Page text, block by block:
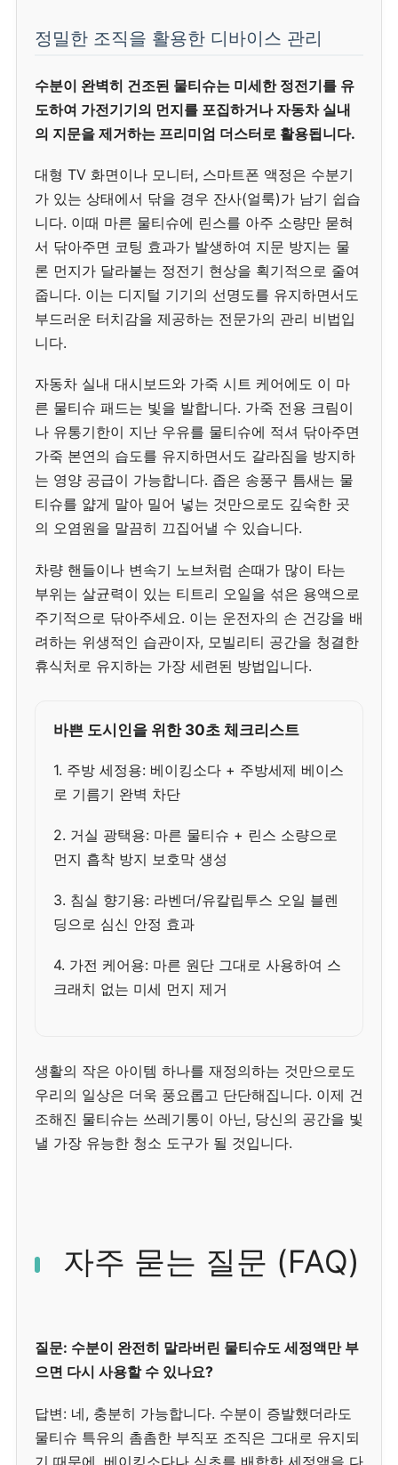
정밀한 조직을 활용한 디바이스 관리
수분이 완벽히 건조된 물티슈는 미세한 정전기를 유
도하여 가전기기의 먼지를 포집하거나 자동차 실내
의 지문을 제거하는 프리미엄 더스터로 활용됩니다.
대형 TV 화면이나 모니터, 스마트폰 액정은 수분기
가 있는 상태에서 닦을 경우 잔사(얼룩)가 남기 쉽습
니다. 이때 마른 물티슈에 린스를 아주 소량만 묻혀
서 닦아주면 코팅 효과가 발생하여 지문 방지는 물
론 먼지가 달라붙는 정전기 현상을 획기적으로 줄여
줍니다. 이는 디지털 기기의 선명도를 유지하면서도
부드러운 터치감을 제공하는 전문가의 관리 비법입
니다.
자동차 실내 대시보드와 가죽 시트 케어에도 이 마
른 물티슈 패드는 빛을 발합니다. 가죽 전용 크림이
나 유통기한이 지난 우유를 물티슈에 적셔 닦아주면
가죽 본연의 습도를 유지하면서도 갈라짐을 방지하
는 영양 공급이 가능합니다. 좁은 송풍구 틈새는 물
티슈를 얇게 말아 밀어 넣는 것만으로도 깊숙한 곳
의 오염원을 말끔히 끄집어낼 수 있습니다.
차량 핸들이나 변속기 노브처럼 손때가 많이 타는
부위는 살균력이 있는 티트리 오일을 섞은 용액으로
주기적으로 닦아주세요. 이는 운전자의 손 건강을 배
려하는 위생적인 습관이자, 모빌리티 공간을 청결한
휴식처로 유지하는 가장 세련된 방법입니다.
바쁜 도시인을 위한 30초 체크리스트
1. 주방 세정용: 베이킹소다 + 주방세제 베이스
로 기름기 완벽 차단
2. 거실 광택용: 마른 물티슈 + 린스 소량으로
먼지 흡착 방지 보호막 생성
3. 침실 향기용: 라벤더/유칼립투스 오일 블렌
딩으로 심신 안정 효과
4. 가전 케어용: 마른 원단 그대로 사용하여 스
크래치 없는 미세 먼지 제거
생활의 작은 아이템 하나를 재정의하는 것만으로도
우리의 일상은 더욱 풍요롭고 단단해집니다. 이제 건
조해진 물티슈는 쓰레기통이 아닌, 당신의 공간을 빛
낼 가장 유능한 청소 도구가 될 것입니다.
자주 묻는 질문 (FAQ)
질문: 수분이 완전히 말라버린 물티슈도 세정액만 부
으면 다시 사용할 수 있나요?
답변: 네, 충분히 가능합니다. 수분이 증발했더라도
물티슈 특유의 촘촘한 부직포 조직은 그대로 유지되
기 때문에, 베이킹소다나 식초를 배합한 세정액을 다